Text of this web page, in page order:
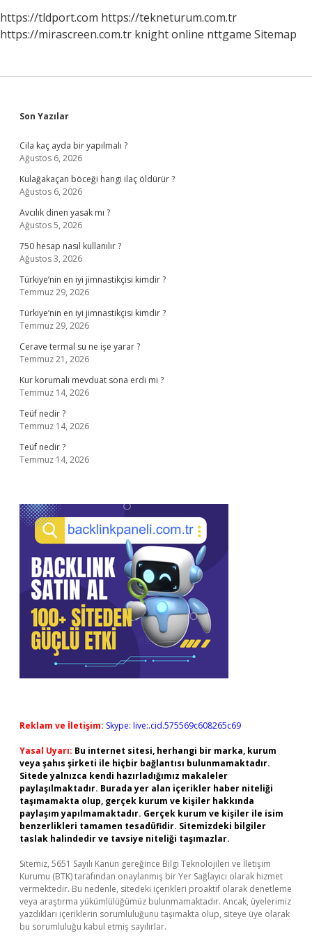
https://tldport.com https://tekneturum.com.tr
https://mirascreen.com.tr knight online nttgame Sitemap
Sidebar
Son Yazılar
Cila kaç ayda bir yapılmalı ?
Ağustos 6, 2026
Kulağakaçan böceği hangi ilaç öldürür ?
Ağustos 6, 2026
Avcılık dinen yasak mı ?
Ağustos 5, 2026
750 hesap nasıl kullanılır ?
Ağustos 3, 2026
Türkiye’nin en iyi jimnastikçisi kimdir ?
Temmuz 29, 2026
Türkiye’nin en iyi jimnastikçisi kimdir ?
Temmuz 29, 2026
Cerave termal su ne işe yarar ?
Temmuz 21, 2026
Kur korumalı mevduat sona erdi mi ?
Temmuz 14, 2026
Teüf nedir ?
Temmuz 14, 2026
Teüf nedir ?
Temmuz 14, 2026
Reklam ve İletişim: Skype: live:.cid.575569c608265c69
Yasal Uyarı: Bu internet sitesi, herhangi bir marka, kurum
veya şahıs şirketi ile hiçbir bağlantısı bulunmamaktadır.
Sitede yalnızca kendi hazırladığımız makaleler
paylaşılmaktadır. Burada yer alan içerikler haber niteliği
taşımamakta olup, gerçek kurum ve kişiler hakkında
paylaşım yapılmamaktadır. Gerçek kurum ve kişiler ile isim
benzerlikleri tamamen tesadüfidir. Sitemizdeki bilgiler
taslak halindedir ve tavsiye niteliği taşımazlar.
Sitemiz, 5651 Sayılı Kanun gereğince Bilgi Teknolojileri ve İletişim
Kurumu (BTK) tarafından onaylanmış bir Yer Sağlayıcı olarak hizmet
vermektedir. Bu nedenle, sitedeki içerikleri proaktif olarak denetleme
veya araştırma yükümlülüğümüz bulunmamaktadır. Ancak, üyelerimiz
yazdıkları içeriklerin sorumluluğunu taşımakta olup, siteye üye olarak
bu sorumluluğu kabul etmiş sayılırlar.